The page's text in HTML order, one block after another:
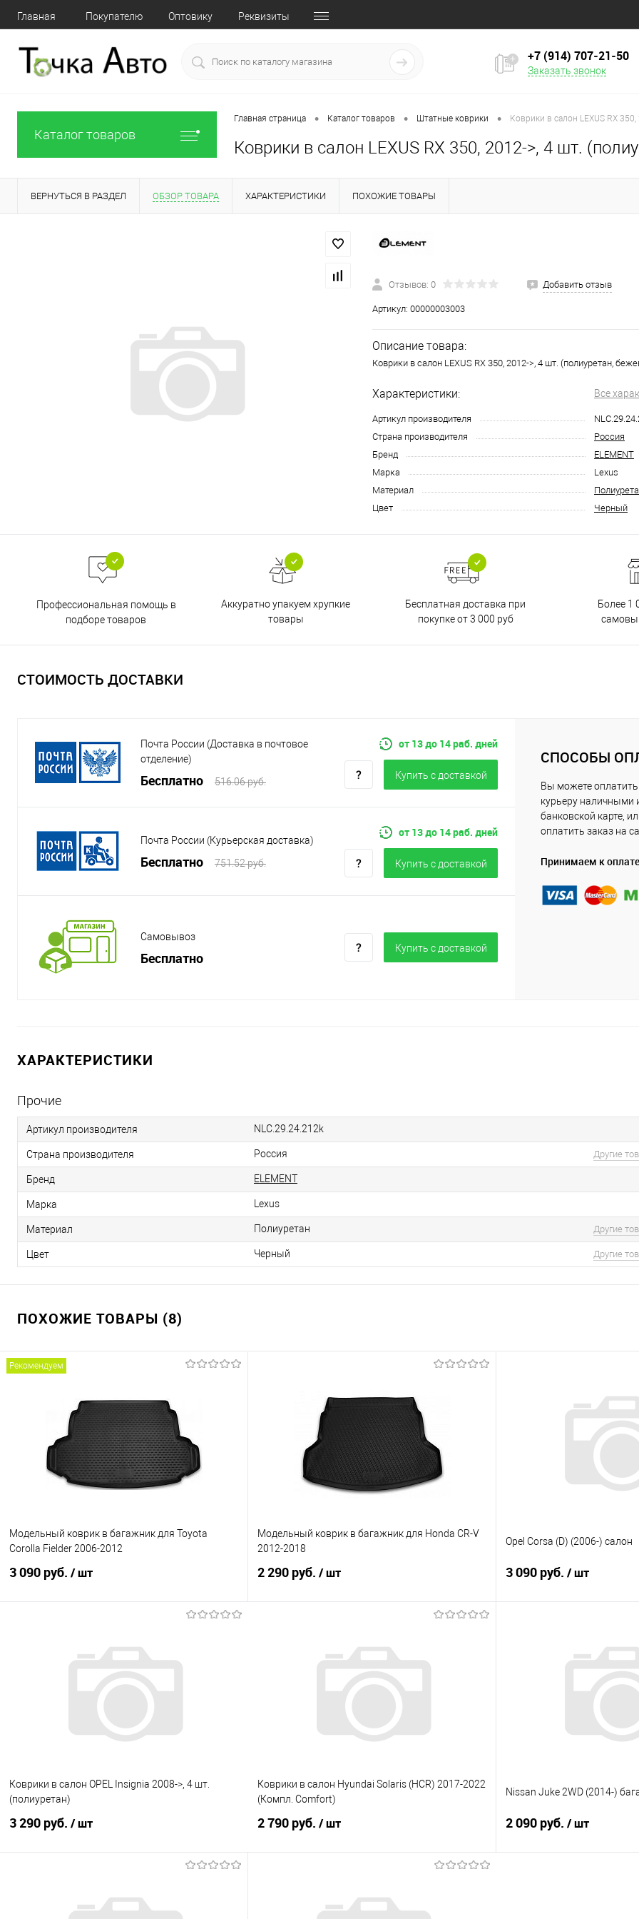
Главная Покупателю Оптовику Реквизиты
+7 (914) 707‒21‒50
Заказать звонок
Каталог товаров
Главная страница • Каталог товаров • Штатные коврики • Коврики в салон LEXUS RX
Коврики в салон LEXUS RX 350, 2012->, 4 шт.
ВЕРНУТЬСЯ В РАЗДЕЛ ОБЗОР ТОВАРА ХАРАКТЕРИСТИКИ ПОХОЖИЕ ТОВАРЫ
Отзывов: 0 Добавить отзыв
Артикул: 00000003003
Описание товара:
Коврики в салон LEXUS RX 350, 2012->, 4 шт. (полиуретан,
Характеристики: Все
Артикул производителя
Страна производителя
Россия
Бренд
ELEMENT
Марка
Lexus
Материал
Цвет
Черный
Профессиональная помощь в
подборе товаров
Аккуратно упакуем хрупкие
товары
Бесплатная доставка при
покупке от 3 000 руб
Более 1
СТОИМОСТЬ ДОСТАВКИ
Почта России (Доставка в почтовое
отделение)
Бесплатно 516.06 руб.
от 13 до 14 раб. дней
Купить c доставкой
Почта России (Курьерская доставка)
Бесплатно 751.52 руб.
от 13 до 14 раб. дней
Купить c доставкой
Самовывоз
Бесплатно
Купить c доставкой
СПОСОБЫ
Вы можете оплатить
курьеру наличными
банковской карте,
оплатить заказ на
Принимаем к оплате
ХАРАКТЕРИСТИКИ
Прочие
Артикул производителя NLC.29.24.212k
Страна производителя Россия Другие
Бренд ELEMENT
Марка Lexus
Материал Полиуретан Другие
Цвет Черный Другие
ПОХОЖИЕ ТОВАРЫ (8)
Рекомендуем
Модельный коврик в багажник для Toyota
Corolla Fielder 2006-2012
3 090 руб. / шт
Купить в 1 клик
Сравнение
В наличии
Модельный коврик в багажник для Honda CR-V
2012-2018
2 290 руб. / шт
Купить в 1 клик
Сравнение
Под заказ
Opel Corsa (D) (2006-) салон
3 090 руб. / шт
Купить в 1 клик
Коврики в салон OPEL Insignia 2008->, 4 шт.
(полиуретан)
3 290 руб. / шт
Коврики в салон Hyundai Solaris (HCR) 2017-2022
(Компл. Comfort)
2 790 руб. / шт
Nissan Juke 2WD (2014-)
2 090 руб. / шт